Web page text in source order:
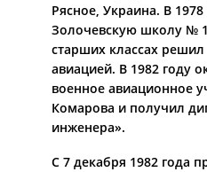
Рясное, Украина. В
Золочевскую школу №
старших классах решил
авиацией. В 1982 году
военное авиационное
Комарова и получил
инженера».
С 7 декабря 1982 года